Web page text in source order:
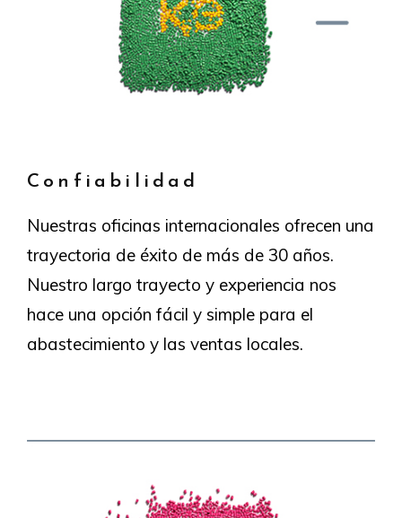
Confiabilidad
Nuestras oficinas internacionales ofrecen una
trayectoria de éxito de más de 30 años.
Nuestro largo trayecto y experiencia nos
hace una opción fácil y simple para el
abastecimiento y las ventas locales.